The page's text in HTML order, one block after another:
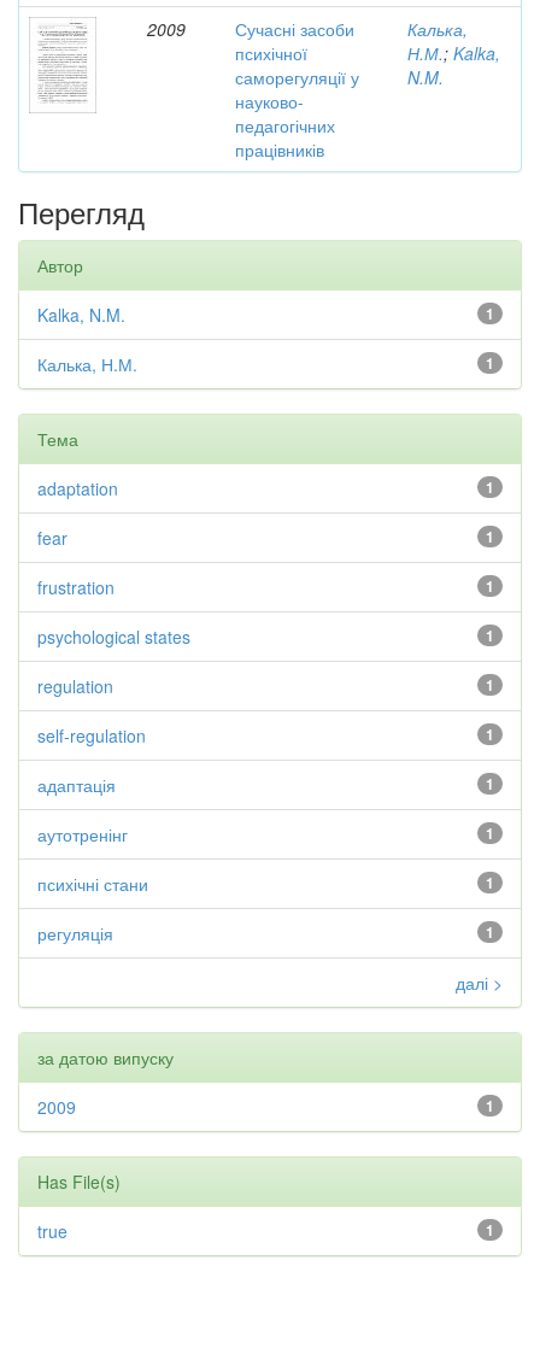
2009
Сучасні засоби
психічної
саморегуляції у
науково-
педагогічних
працівників
Калька,
Н.М.; Kalka,
N.M.
Перегляд
Автор
1
Kalka, N.M.
1
Калька, Н.М.
Тема
1
adaptation
1
fear
1
frustration
1
psychological states
1
regulation
1
self-regulation
1
адаптація
1
аутотренінг
1
психічні стани
1
регуляція
далі >
за датою випуску
1
2009
Has File(s)
1
true